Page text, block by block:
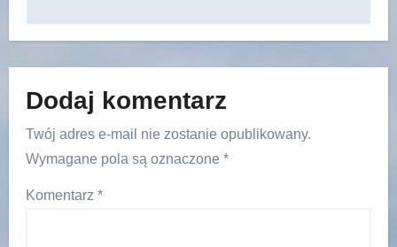
Dodaj komentarz
Twój adres e-mail nie zostanie opublikowany.
Wymagane pola są oznaczone *
Komentarz *